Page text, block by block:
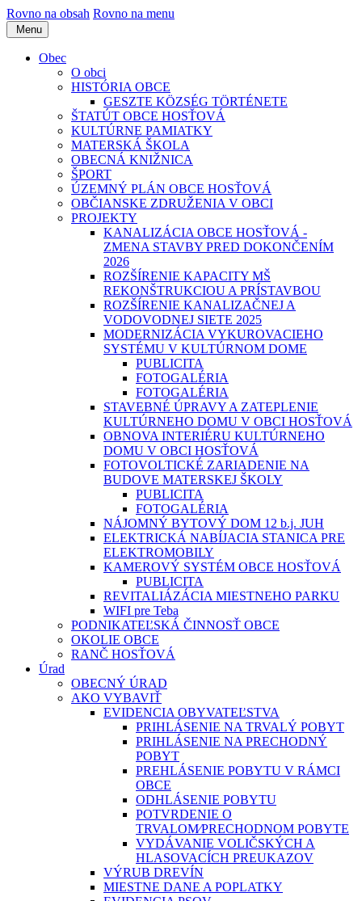
Rovno na obsah Rovno na menu
Menu
Obec
O obci
HISTÓRIA OBCE
GESZTE KÖZSÉG TÖRTÉNETE
ŠTATÚT OBCE HOSŤOVÁ
KULTÚRNE PAMIATKY
MATERSKÁ ŠKOLA
OBECNÁ KNIŽNICA
ŠPORT
ÚZEMNÝ PLÁN OBCE HOSŤOVÁ
OBČIANSKE ZDRUŽENIA V OBCI
PROJEKTY
KANALIZÁCIA OBCE HOSŤOVÁ -
ZMENA STAVBY PRED DOKONČENÍM
2026
ROZŠÍRENIE KAPACITY MŠ
REKONŠTRUKCIOU A PRÍSTAVBOU
ROZŠÍRENIE KANALIZAČNEJ A
VODOVODNEJ SIETE 2025
MODERNIZÁCIA VYKUROVACIEHO
SYSTÉMU V KULTÚRNOM DOME
PUBLICITA
FOTOGALÉRIA
FOTOGALÉRIA
STAVEBNÉ ÚPRAVY A ZATEPLENIE
KULTÚRNEHO DOMU V OBCI HOSŤOVÁ
OBNOVA INTERIÉRU KULTÚRNEHO
DOMU V OBCI HOSŤOVÁ
FOTOVOLTICKÉ ZARIADENIE NA
BUDOVE MATERSKEJ ŠKOLY
PUBLICITA
FOTOGALÉRIA
NÁJOMNÝ BYTOVÝ DOM 12 b.j. JUH
ELEKTRICKÁ NABÍJACIA STANICA PRE
ELEKTROMOBILY
KAMEROVÝ SYSTÉM OBCE HOSŤOVÁ
PUBLICITA
REVITALIÁZÁCIA MIESTNEHO PARKU
WIFI pre Teba
PODNIKATEĽSKÁ ČINNOSŤ OBCE
OKOLIE OBCE
RANČ HOSŤOVÁ
Úrad
OBECNÝ ÚRAD
AKO VYBAVIŤ
EVIDENCIA OBYVATEĽSTVA
PRIHLÁSENIE NA TRVALÝ POBYT
PRIHLÁSENIE NA PRECHODNÝ
POBYT
PREHLÁSENIE POBYTU V RÁMCI
OBCE
ODHLÁSENIE POBYTU
POTVRDENIE O
TRVALOM⁄PRECHODNOM POBYTE
VYDÁVANIE VOLIČSKÝCH A
HLASOVACÍCH PREUKAZOV
VÝRUB DREVÍN
MIESTNE DANE A POPLATKY